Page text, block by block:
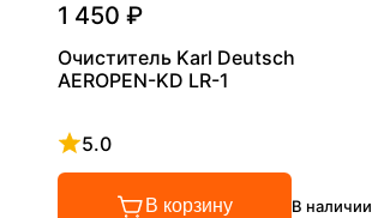
1 450 ₽
Очиститель Karl Deutsch
AEROPEN-KD LR-1
5.0
Рейтинг 5 из 5
В корзину В наличии